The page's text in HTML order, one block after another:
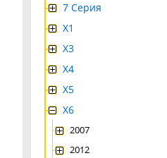
7 Серия
X1
X3
X4
Х5
X6
2007
2012